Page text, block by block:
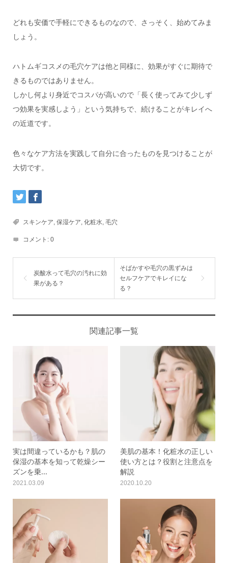
どれも安価で手軽にできるものなので、さっそく、始めてみま
しょう。
ハトムギコスメの毛穴ケアは他と同様に、効果がすぐに期待で
きるものではありません。
しかし何より身近でコスパが高いので「長く使ってみて少しず
つ効果を実感しよう」という気持ちで、続けることがキレイへ
の近道です。
色々なケア方法を実践して自分に合ったものを見つけることが
大切です。
スキンケア, 保湿ケア, 化粧水, 毛穴
コメント: 0
炭酸水って毛穴の汚れに効
果がある？
そばかすや毛穴の黒ずみは
セルフケアでキレイにな
る？
関連記事一覧
実は間違っているかも？肌の
保湿の基本を知って乾燥シー
ズンを乗...
2021.03.09
美肌の基本！化粧水の正しい
使い方とは？役割と注意点を
解説
2020.10.20